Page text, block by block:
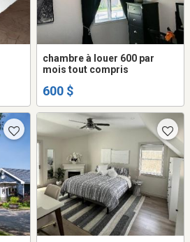
chambre à louer 600 par
mois tout compris
600 $